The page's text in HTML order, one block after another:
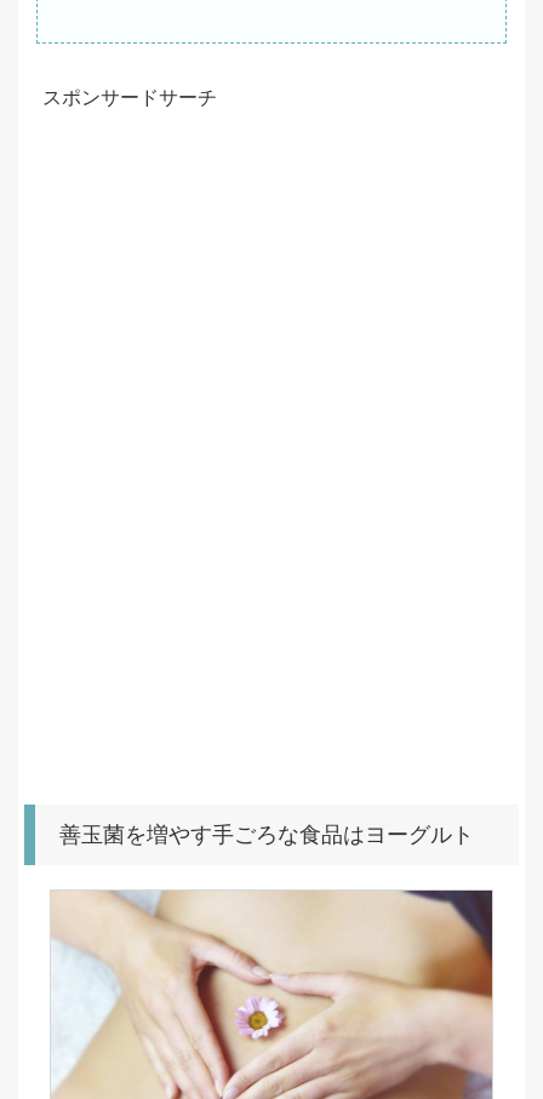
スポンサードサーチ
善玉菌を増やす手ごろな食品はヨーグルト